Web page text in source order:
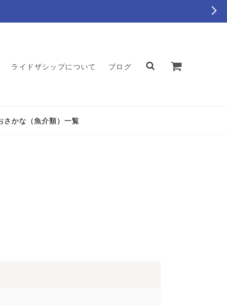
ライドザシップについて ブログ
さかな（魚介類）一覧